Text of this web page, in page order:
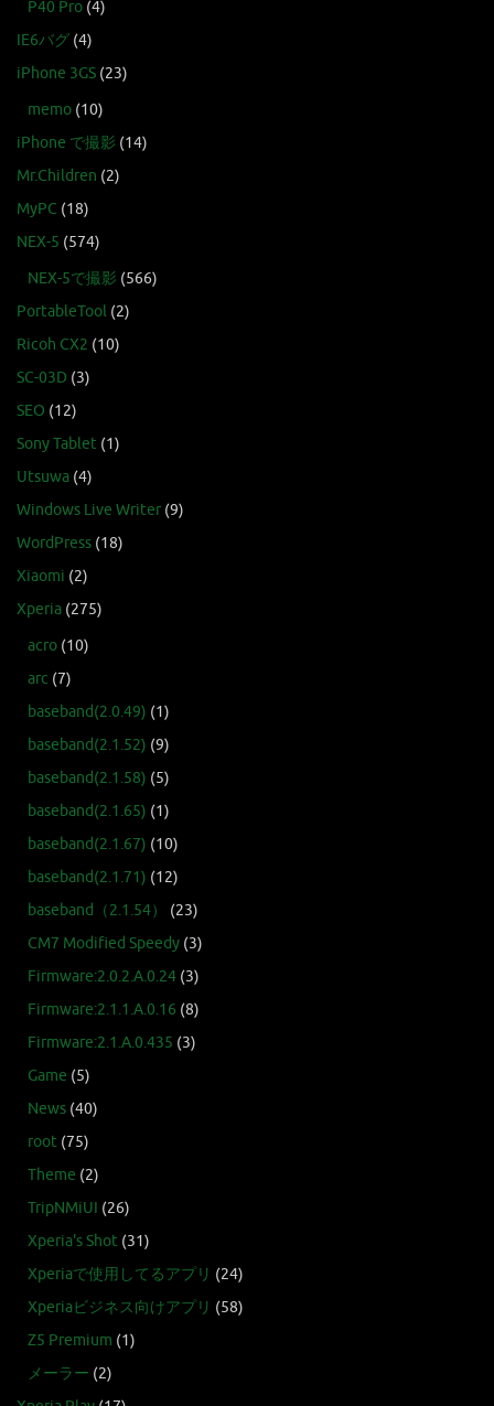
P40 Pro (4)
IE6バグ (4)
iPhone 3GS (23)
memo (10)
iPhone で撮影 (14)
Mr.Children (2)
MyPC (18)
NEX-5 (574)
NEX-5で撮影 (566)
PortableTool (2)
Ricoh CX2 (10)
SC-03D (3)
SEO (12)
Sony Tablet (1)
Utsuwa (4)
Windows Live Writer (9)
WordPress (18)
Xiaomi (2)
Xperia (275)
acro (10)
arc (7)
baseband(2.0.49) (1)
baseband(2.1.52) (9)
baseband(2.1.58) (5)
baseband(2.1.65) (1)
baseband(2.1.67) (10)
baseband(2.1.71) (12)
baseband（2.1.54）
(23)
CM7 Modified Speedy (3)
Firmware:2.0.2.A.0.24 (3)
Firmware:2.1.1.A.0.16 (8)
Firmware:2.1.A.0.435 (3)
Game (5)
News (40)
root (75)
Theme (2)
TripNMiUI (26)
Xperia's Shot (31)
Xperiaで使用してるアプリ (24)
Xperiaビジネス向けアプリ (58)
Z5 Premium (1)
メーラー (2)